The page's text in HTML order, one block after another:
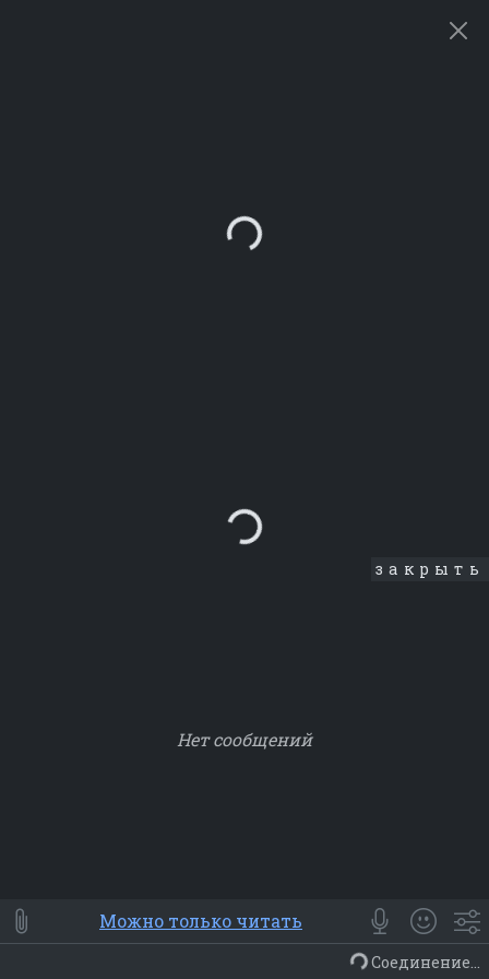
Loading...
закрыть
Нет сообщений
⭐ Мои Smile
😀 Emoji
Смайлики
Люди Животные Еда Объекты
Можно только читать
Соединение...